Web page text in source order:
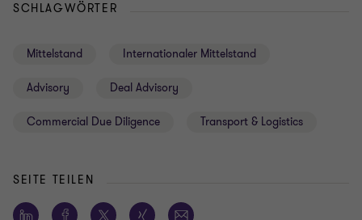
SCHLAGWÖRTER
Mittelstand Internationaler Mittelstand
Advisory Deal Advisory
Commercial Due Diligence Transport & Logistics
SEITE TEILEN